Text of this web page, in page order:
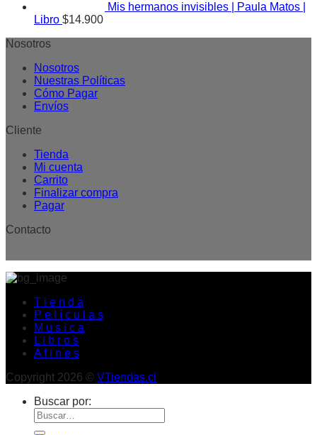
Mis hermanos invisibles | Paula Matos |
Libro $14.900
Nosotros
Nosotros
Nuestras Políticas
Cómo Pagar
Envíos
Cliente
Tienda
Mi cuenta
Carrito
Finalizar compra
Pagar
Contacto
T i e n d a
P e l í c u l a s
M u s i c a
L i b r o s
A f i n e s
Copyright 2026 © VTiendas.cl
Buscar por: